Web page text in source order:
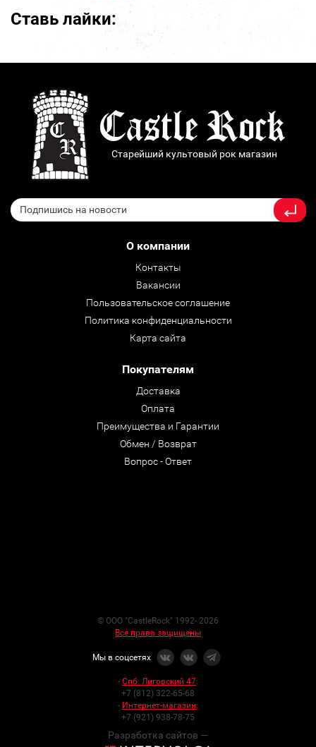
Ставь лайки:
Старейший культовый рок магазин
О компании
Контакты
Вакансии
Пользовательское соглашение
Политика конфиденциальности
Карта сайта
Покупателям
Доставка
Оплата
Преимущества и Гарантии
Обмен / Возврат
Вопрос - Ответ
© ООО "CastleRock" 1992- 2026
Все права защищены
Мы в соцсетях
- Спб. Лиговский 47:
+7 (812) 322-65-68
- Интернет-магазин:
+7 (921) 938-78-75
Разработка сайтов —